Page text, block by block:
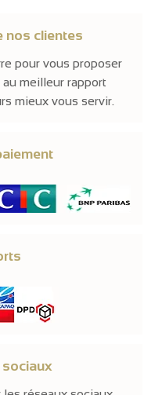
nos clientes
pour vous proposer
meilleur rapport
mieux vous servir.
sociaux